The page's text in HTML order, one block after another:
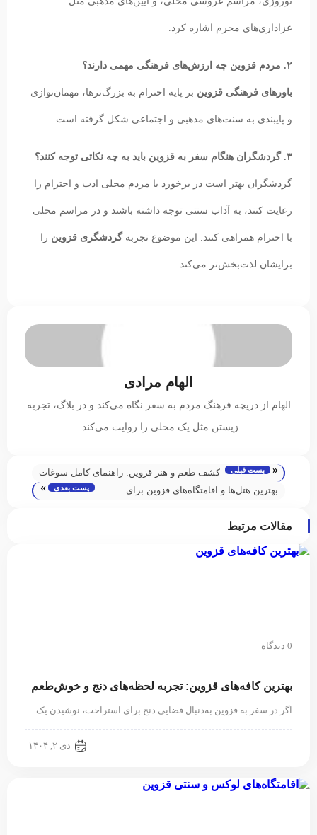
عزاداری‌های محرم اشاره کرد.
۲. مردم قزوین چه ارزش‌های فرهنگی مهمی دارند؟
باورهای فرهنگی قزوین بر پایه احترام به بزرگ‌ترها، مهمان‌نوازی
و پایبندی به سنت‌های مذهبی و اجتماعی شکل گرفته است.
۳. گردشگران هنگام سفر به قزوین باید به چه نکاتی توجه کنند؟
گردشگران بهتر است در برخورد با مردم محلی ادب و احترام را
رعایت کنند، به آداب سنتی توجه داشته باشند و در مراسم محلی
با احترام همراهی کنند. این موضوع تجربه گردشگری قزوین را
برایشان لذت‌بخش‌تر می‌کند.
الهام مرادی
الهام از دریچه فرهنگ مردم به سفر نگاه می‌کند و در بلاگ، تجربه
زیستن مثل یک محلی را روایت می‌کند.
« پست قبلی
کشف طعم و هنر قزوین: راهنمای کامل سوغات
محلی که باید امتحان کنید
بهترین هتل‌ها و اقامتگاه‌های قزوین برای
پست بعدی »
مقالات مرتبط
0 دیدگاه
بهترین کافه‌های قزوین: تجربه‌ لحظه‌های دنج و خوش‌طعم
اگر در سفر به قزوین به‌دنبال فضایی دنج برای استراحت، نوشیدن یک…
دی ۲, ۱۴۰۴